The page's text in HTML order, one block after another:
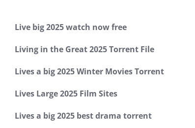
Live big 2025 watch now free
Living in the Great 2025 Torrent File
Lives a big 2025 Winter Movies Torrent
Lives Large 2025 Film Sites
Lives a big 2025 best drama torrent
範例文章